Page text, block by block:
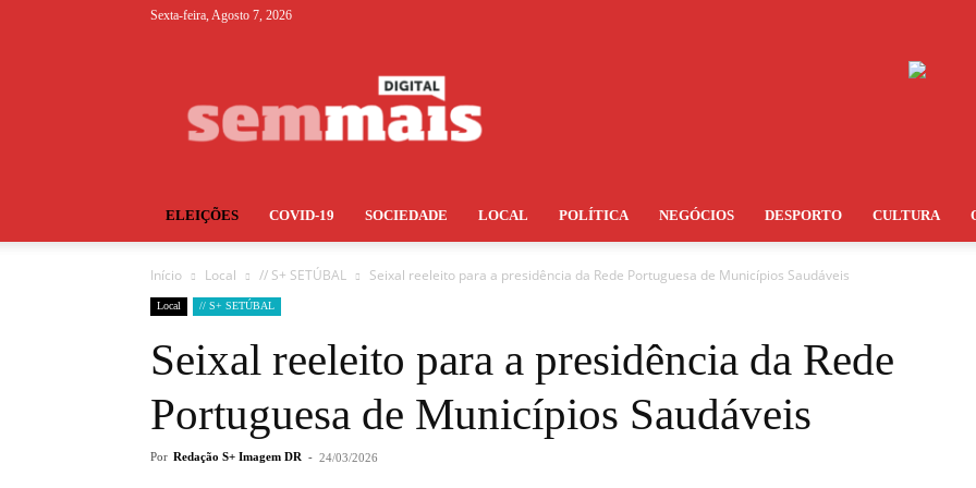
Sexta-feira, Agosto 7, 2026
ELEIÇÕES COVID-19 SOCIEDADE LOCAL POLÍTICA NEGÓCIOS DESPORTO CULTURA
Início Local // S+ SETÚBAL Seixal reeleito para a presidência da Rede Portuguesa de Municípios Saudáveis
Local // S+ SETÚBAL
Seixal reeleito para a presidência da Rede
Portuguesa de Municípios Saudáveis
Por Redação S+ Imagem DR - 24/03/2026